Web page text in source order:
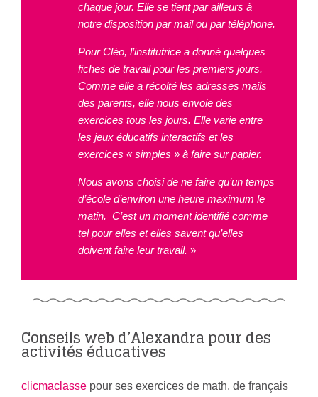
chaque jour. Elle se tient par ailleurs à
notre disposition par mail ou par téléphone.
Pour Cléo, l’institutrice a donné quelques
fiches de travail pour les premiers jours.
Comme elle a récolté les adresses mails
des parents, elle nous envoie des
exercices tous les jours. Elle varie entre
les jeux éducatifs interactifs et les
exercices « simples » à faire sur papier.
Nous avons choisi de ne faire qu’un temps
d’école d’environ une heure maximum le
matin. C’est un moment identifié comme
tel pour elles et elles savent qu’elles
doivent faire leur travail. »
Conseils web d’Alexandra pour des
activités éducatives
clicmaclasse pour ses exercices de math, de français